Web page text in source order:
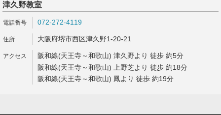
津久野教室
072-272-4119
大阪府堺市西区津久野1-20-21
阪和線(天王寺～和歌山) 津久野より 徒歩 約5分
阪和線(天王寺～和歌山) 上野芝より 徒歩 約18分
阪和線(天王寺～和歌山) 鳳より 徒歩 約19分